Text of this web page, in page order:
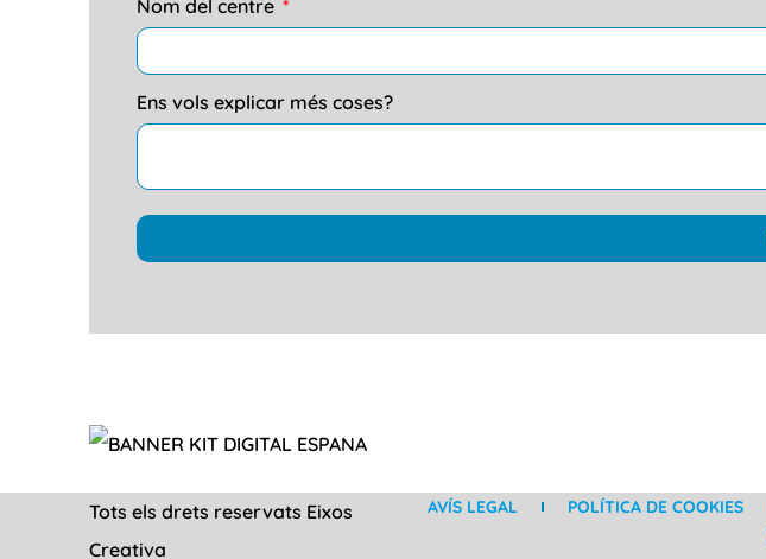
Nom del centre
Ens vols explicar més coses?
Tots els drets reservats Eixos
Creativa
AVÍS LEGAL POLÍTICA DE COOKIES